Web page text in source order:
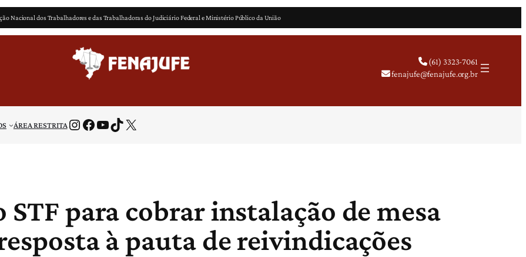
Nacional dos Trabalhadores e das Trabalhadoras do Judiciário Federal e Ministério Público da União
(61) 3323-7061
fenajufe@fenajufe.org.br
ÁREA RESTRITAInstagram Facebook Youtube TikTok X
STF para cobrar instalação de mesa
à pauta de reivindicações